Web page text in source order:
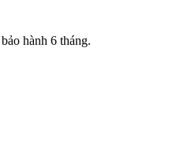
hành 6 tháng.